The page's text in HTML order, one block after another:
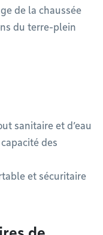
de la chaussée
du terre-plein
sanitaire et d’eau
des
et sécuritaire